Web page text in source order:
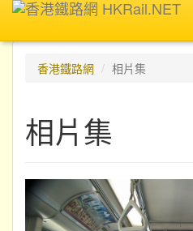
香港鐵路網
相片集
相片集